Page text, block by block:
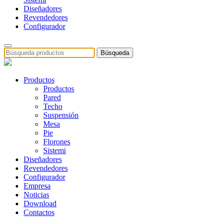
Diseñadores
Revendedores
Configurador
Búsqueda
Productos
Productos
Pared
Techo
Suspensión
Mesa
Pie
Florones
Sistemi
Diseñadores
Revendedores
Configurador
Empresa
Noticias
Download
Contactos